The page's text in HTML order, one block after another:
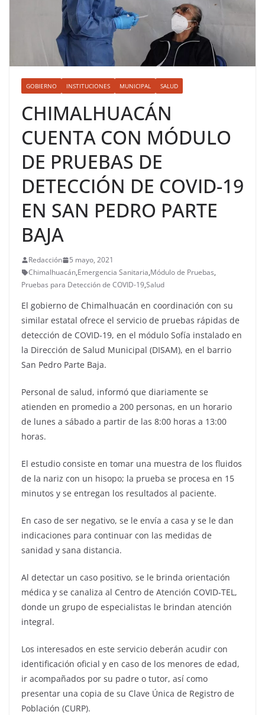
GOBIERNO INSTITUCIONES MUNICIPAL SALUD
CHIMALHUACÁN
CUENTA CON MÓDULO
DE PRUEBAS DE
DETECCIÓN DE COVID-19
EN SAN PEDRO PARTE
BAJA
Redacción
5 mayo, 2021
Chimalhuacán,Emergencia Sanitaria,Módulo de Pruebas,
Pruebas para Detección de COVID-19,Salud
El gobierno de Chimalhuacán en coordinación con su
similar estatal ofrece el servicio de pruebas rápidas de
detección de COVID-19, en el módulo Sofía instalado en
la Dirección de Salud Municipal (DISAM), en el barrio
San Pedro Parte Baja.
Personal de salud, informó que diariamente se
atienden en promedio a 200 personas, en un horario
de lunes a sábado a partir de las 8:00 horas a 13:00
horas.
El estudio consiste en tomar una muestra de los fluidos
de la nariz con un hisopo; la prueba se procesa en 15
minutos y se entregan los resultados al paciente.
En caso de ser negativo, se le envía a casa y se le dan
indicaciones para continuar con las medidas de
sanidad y sana distancia.
Al detectar un caso positivo, se le brinda orientación
médica y se canaliza al Centro de Atención COVID-TEL,
donde un grupo de especialistas le brindan atención
integral.
Los interesados en este servicio deberán acudir con
identificación oficial y en caso de los menores de edad,
ir acompañados por su padre o tutor, así como
presentar una copia de su Clave Única de Registro de
Población (CURP).